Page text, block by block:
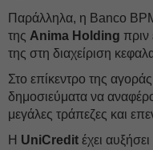
Παράλληλα, η Banco
της Anima Holding πριν
της στη διαχείριση
Στο επίκεντρο της αγοράς
δημοσιεύματα να
μεγάλες τράπεζες και
Η UniCredit έχει